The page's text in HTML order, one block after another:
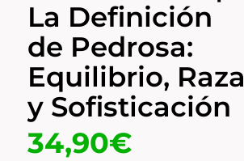
La Definición
de Pedrosa:
Equilibrio, Raza
y Sofisticación
34,90€